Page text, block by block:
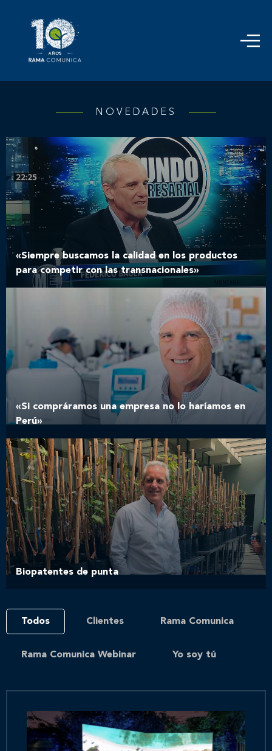
NOVEDADES
«Siempre buscamos la calidad en los productos
para competir con las transnacionales»
«Si compráramos una empresa no lo haríamos en
Perú»
Biopatentes de punta
Todos Clientes Rama Comunica
Rama Comunica Webinar Yo soy tú